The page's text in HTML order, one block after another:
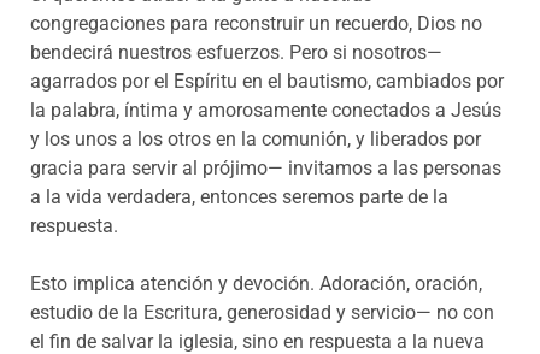
congregaciones para reconstruir un recuerdo, Dios no
bendecirá nuestros esfuerzos. Pero si nosotros—
agarrados por el Espíritu en el bautismo, cambiados por
la palabra, íntima y amorosamente conectados a Jesús
y los unos a los otros en la comunión, y liberados por
gracia para servir al prójimo— invitamos a las personas
a la vida verdadera, entonces seremos parte de la
respuesta.
Esto implica atención y devoción. Adoración, oración,
estudio de la Escritura, generosidad y servicio— no con
el fin de salvar la iglesia, sino en respuesta a la nueva